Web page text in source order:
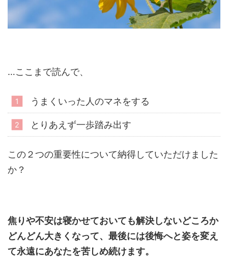
…ここまで読んで、
うまくいった人のマネをする
とりあえず一歩踏み出す
この２つの重要性について納得していただけました
か？
焦りや不安は寝かせておいても解決しないどころか
どんどん大きくなって、最後には後悔へと姿を変え
て永遠にあなたを苦しめ続けます。